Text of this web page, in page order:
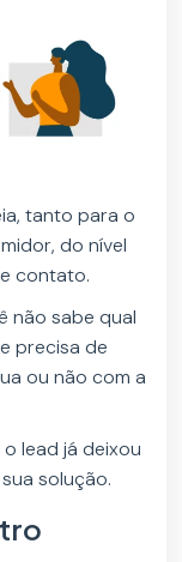
tanto para o
do nível
contato.
não sabe qual
precisa de
ou não com a
lead já deixou
solução.